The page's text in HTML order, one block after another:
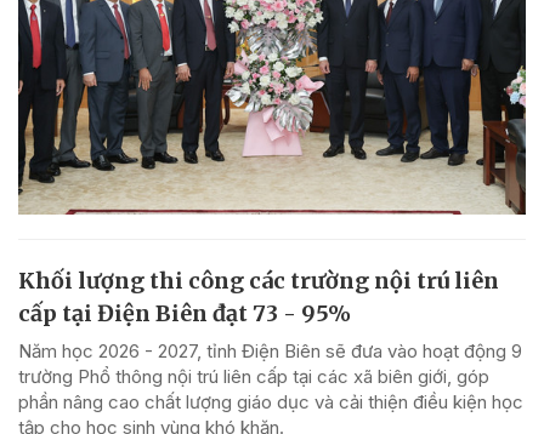
Khối lượng thi công các trường nội trú liên
cấp tại Điện Biên đạt 73 - 95%
Năm học 2026 - 2027, tỉnh Điện Biên sẽ đưa vào hoạt động 9
trường Phổ thông nội trú liên cấp tại các xã biên giới, góp
phần nâng cao chất lượng giáo dục và cải thiện điều kiện học
tập cho học sinh vùng khó khăn.